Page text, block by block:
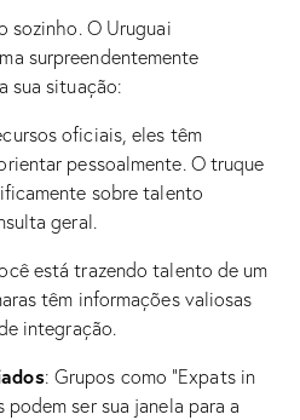
sozinho. O Uruguai
surpreendentemente
sua situação:
oficiais, eles têm
pessoalmente. O truque
sobre talento
geral.
está trazendo talento de um
têm informações valiosas
integração.
: Grupos como “Expats in
podem ser sua janela para a